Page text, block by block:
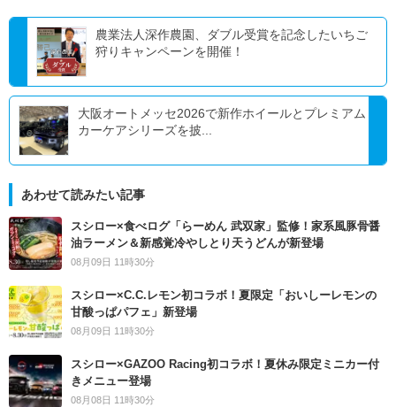
農業法人深作農園、ダブル受賞を記念したいちご
狩りキャンペーンを開催！
大阪オートメッセ2026で新作ホイールとプレミアム
カーケアシリーズを披...
あわせて読みたい記事
スシロー×食べログ「らーめん 武双家」監修！家系風豚骨醤
油ラーメン＆新感覚冷やしとり天うどんが新登場
08月09日 11時30分
スシロー×C.C.レモン初コラボ！夏限定「おいしーレモンの
甘酸っぱパフェ」新登場
08月09日 11時30分
スシロー×GAZOO Racing初コラボ！夏休み限定ミニカー付
きメニュー登場
08月08日 11時30分